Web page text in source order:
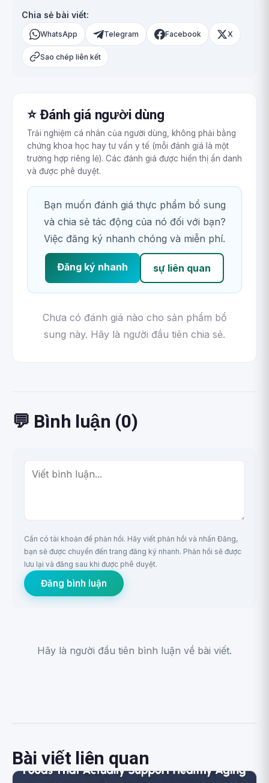
Chia sẻ bài viết:
WhatsApp Telegram Facebook X
Sao chép liên kết
⭐ Đánh giá người dùng
Trải nghiệm cá nhân của người dùng, không phải bằng
chứng khoa học hay tư vấn y tế (mỗi đánh giá là một
trường hợp riêng lẻ). Các đánh giá được hiển thị ẩn danh
và được phê duyệt.
Bạn muốn đánh giá thực phẩm bổ sung
và chia sẻ tác động của nó đối với bạn?
Việc đăng ký nhanh chóng và miễn phí.
Đăng ký nhanh sự liên quan
Chưa có đánh giá nào cho sản phẩm bổ
sung này. Hãy là người đầu tiên chia sẻ.
💬 Bình luận (0)
Cần có tài khoản để phản hồi. Hãy viết phản hồi và nhấn Đăng,
bạn sẽ được chuyển đến trang đăng ký nhanh. Phản hồi sẽ được
lưu lại và đăng sau khi được phê duyệt.
Đăng bình luận
Hãy là người đầu tiên bình luận về bài viết.
Bài viết liên quan